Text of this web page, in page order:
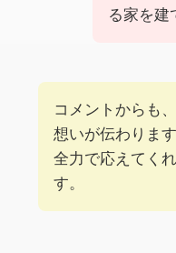
る家を建
コメントからも
想いが伝わります
全力で応えてく
す。